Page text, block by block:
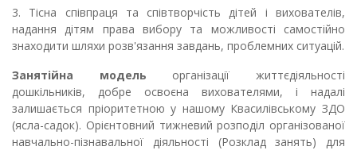
3. Тісна співпраця та співтворчість дітей і вихователів,
надання дітям права вибору та можливості самостійно
знаходити шляхи розв'язання завдань, проблемних ситуацій.
Занятійна модель організації життєдіяльності
дошкільників, добре освоєна вихователями, і надалі
залишається пріоритетною у нашому Квасилівському ЗДО
(ясла-садок). Орієнтовний тижневий розподіл організованої
навчально-пізнавальної діяльності (Розклад занять) для